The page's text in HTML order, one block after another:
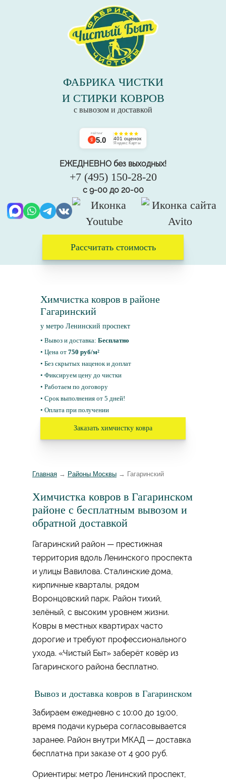
ФАБРИКА ЧИСТКИ
И СТИРКИ КОВРОВ
с вывозом и доставкой
РЕЙТИНГ
5.0 401 оценок
Яндекс Карты
ЕЖЕДНЕВНО без выходных!
+7 (495) 150-28-20
с 9-00 до 20-00
Рассчитать стоимость
Химчистка ковров в районе
Гагаринский
у метро Ленинский проспект
• Вывоз и доставка: Бесплатно
• Цена от 750 руб/м²
• Без скрытых наценок и доплат
• Фиксируем цену до чистки
• Работаем по договору
• Срок выполнения от 5 дней!
• Оплата при получении
Заказать химчистку ковра
Главная → Районы Москвы → Гагаринский
Химчистка ковров в Гагаринском
районе с бесплатным вывозом и
обратной доставкой
Гагаринский район — престижная
территория вдоль Ленинского проспекта
и улицы Вавилова. Сталинские дома,
кирпичные кварталы, рядом
Воронцовский парк. Район тихий,
зелёный, с высоким уровнем жизни.
Ковры в местных квартирах часто
дорогие и требуют профессионального
ухода. «Чистый Быт» заберёт ковёр из
Гагаринского района бесплатно.
Вывоз и доставка ковров в Гагаринском
Забираем ежедневно с 10:00 до 19:00,
время подачи курьера согласовывается
заранее. Район внутри МКАД — доставка
бесплатна при заказе от 4 900 руб.
Ориентиры: метро Ленинский проспект,